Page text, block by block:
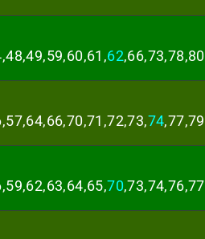
48,49,59,60,61,62,66,73,78,80
57,64,66,70,71,72,73,74,77,79
59,62,63,64,65,70,73,74,76,77